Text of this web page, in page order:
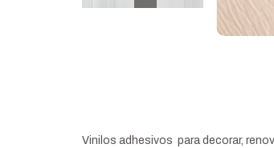
Vinilos adhesivos para decorar,